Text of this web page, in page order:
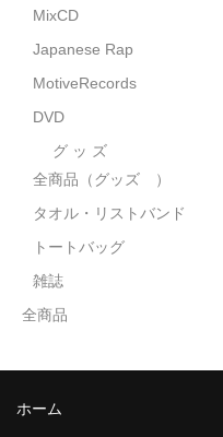
タオル・リストバンド
トートバッグ
全商品
MixCD
Japanese Rap
MotiveRecords
DVD
グ ッ ズ
全商品（グッズ ）
タオル・リストバンド
トートバッグ
雑誌
全商品
ホーム